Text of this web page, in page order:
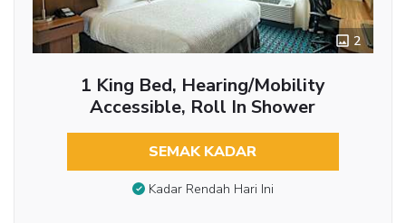
2
1 King Bed, Hearing/Mobility
Accessible, Roll In Shower
SEMAK KADAR
Kadar Rendah Hari Ini